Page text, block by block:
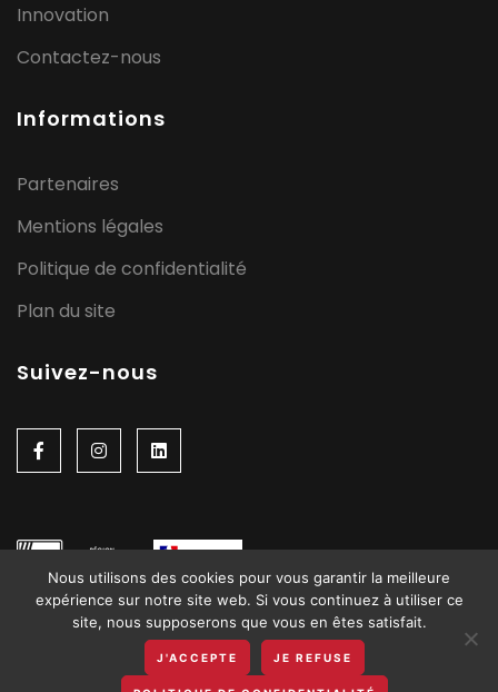
Innovation
Contactez-nous
Informations
Partenaires
Mentions légales
Politique de confidentialité
Plan du site
Suivez-nous
Nous utilisons des cookies pour vous garantir la meilleure
expérience sur notre site web. Si vous continuez à utiliser ce
site, nous supposerons que vous en êtes satisfait.
J'ACCEPTE JE REFUSE